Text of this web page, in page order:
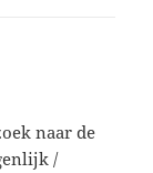
naar de
/